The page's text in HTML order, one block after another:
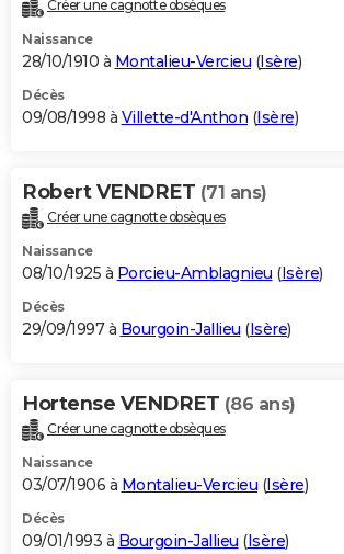
Créer une cagnotte obsèques
Naissance
28/10/1910 à Montalieu-Vercieu (Isère)
Décès
09/08/1998 à Villette-d'Anthon (Isère)
Robert VENDRET (71 ans)
Créer une cagnotte obsèques
Naissance
08/10/1925 à Porcieu-Amblagnieu (Isère)
Décès
29/09/1997 à Bourgoin-Jallieu (Isère)
Hortense VENDRET (86 ans)
Créer une cagnotte obsèques
Naissance
03/07/1906 à Montalieu-Vercieu (Isère)
Décès
09/01/1993 à Bourgoin-Jallieu (Isère)